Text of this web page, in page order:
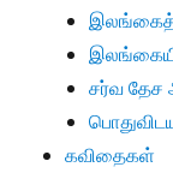
இலங்கைத்
சர்வ தேச
கவிதைகள்